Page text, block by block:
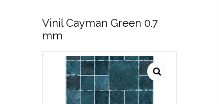
Vinil Cayman Green 0.7
mm